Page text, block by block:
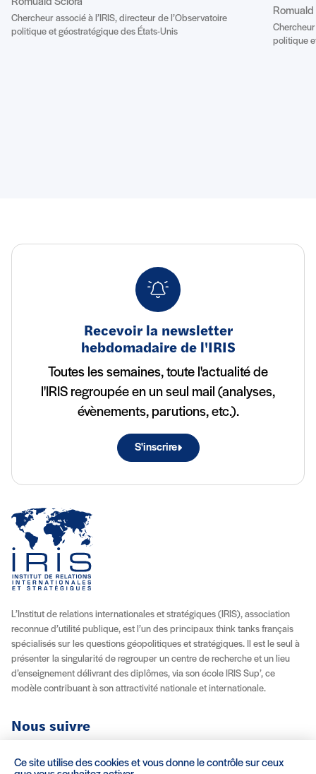
Romuald Sciora
Chercheur associé à l’IRIS, directeur de l’Observatoire
politique et géostratégique des États-Unis
Romuald
politique
Recevoir la newsletter
hebdomadaire de l'IRIS
Toutes les semaines, toute l'actualité de
l'IRIS regroupée en un seul mail (analyses,
évènements, parutions, etc.).
S'inscrire
L’Institut de relations internationales et stratégiques (IRIS), association
reconnue d’utilité publique, est l’un des principaux think tanks français
spécialisés sur les questions géopolitiques et stratégiques. Il est le seul à
présenter la singularité de regrouper un centre de recherche et un lieu
d’enseignement délivrant des diplômes, via son école IRIS Sup’, ce
modèle contribuant à son attractivité nationale et internationale.
Nous suivre
YoutubeInstagramFacebookX (Twitter)
LinkedinFlux RSS
Ce site utilise des cookies et vous donne le contrôle sur ceux